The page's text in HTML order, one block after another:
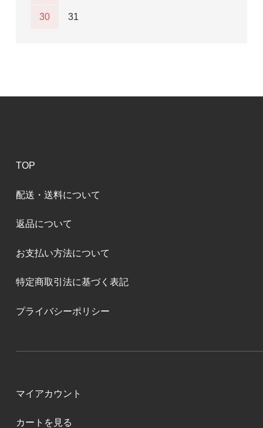
30 31
TOP
配送・送料について
返品について
お支払い方法について
特定商取引法に基づく表記
プライバシーポリシー
マイアカウント
カートを見る